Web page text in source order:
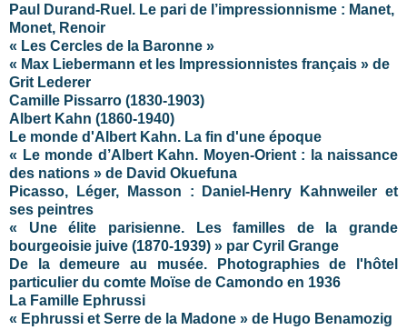
Paul Durand-Ruel. Le pari de l’impressionnisme : Manet,
Monet, Renoir
« Les Cercles de la Baronne »
« Max Liebermann et les Impressionnistes français » de
Grit Lederer
Camille Pissarro (1830-1903)
Albert Kahn (1860-1940)
Le monde d'Albert Kahn. La fin d'une époque
« Le monde d’Albert Kahn. Moyen-Orient : la naissance
des nations » de David Okuefuna
Picasso, Léger, Masson : Daniel-Henry Kahnweiler et
ses peintres
« Une élite parisienne. Les familles de la grande
bourgeoisie juive (1870-1939) » par Cyril Grange
De la demeure au musée. Photographies de l'hôtel
particulier du comte Moïse de Camondo en 1936
La Famille Ephrussi
« Ephrussi et Serre de la Madone » de Hugo Benamozig